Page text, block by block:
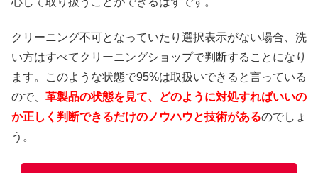
クリーニング不可となっていたり選択表示がない場合、洗
い方はすべてクリーニングショップで判断することになり
ます。このような状態で95%は取扱いできると言っている
ので、 革製品の状態を見て、どのように対処すればいいの
か正しく判断できるだけのノウハウと技術があるのでしょ
う。